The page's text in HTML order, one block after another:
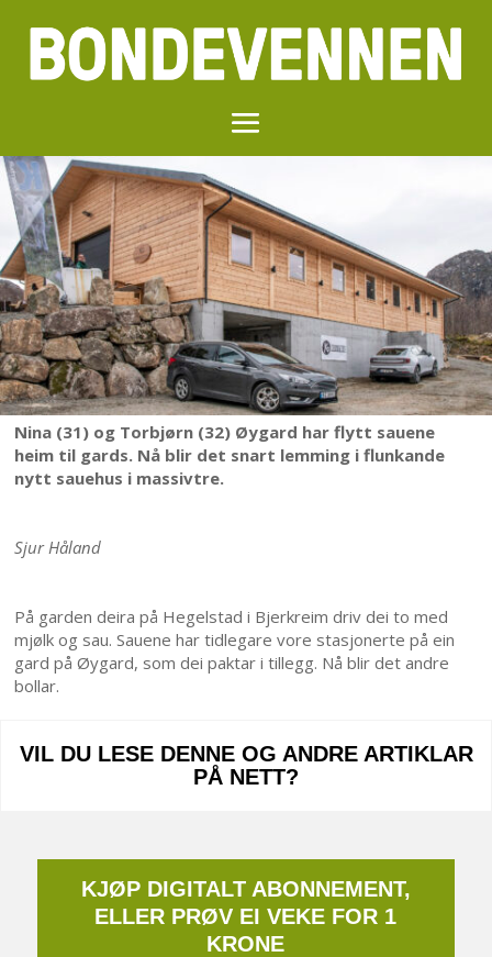
Nina (31) og Torbjørn (32) Øygard har flytt sauene
heim til gards. Nå blir det snart lemming i flunkande
nytt sauehus i massivtre.
Sjur Håland
På garden deira på Hegelstad i Bjerk­reim driv dei to med
mjølk og sau. Sauene har tidlegare vore stasjonerte på ein
gard på Øygard, som dei paktar i tillegg. Nå blir det andre
bollar.
VIL DU LESE DENNE OG ANDRE ARTIKLAR
PÅ NETT?
KJØP DIGITALT ABONNEMENT,
ELLER PRØV EI VEKE FOR 1
KRONE